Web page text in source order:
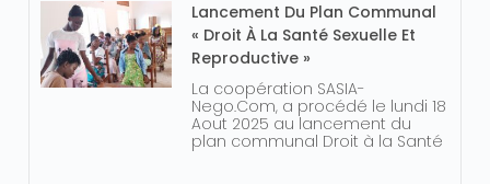
Lancement Du Plan Communal
« Droit À La Santé Sexuelle Et
Reproductive »
La coopération SASIA-
Nego.Com, a procédé le lundi 18
Aout 2025 au lancement du
plan communal Droit à la Santé